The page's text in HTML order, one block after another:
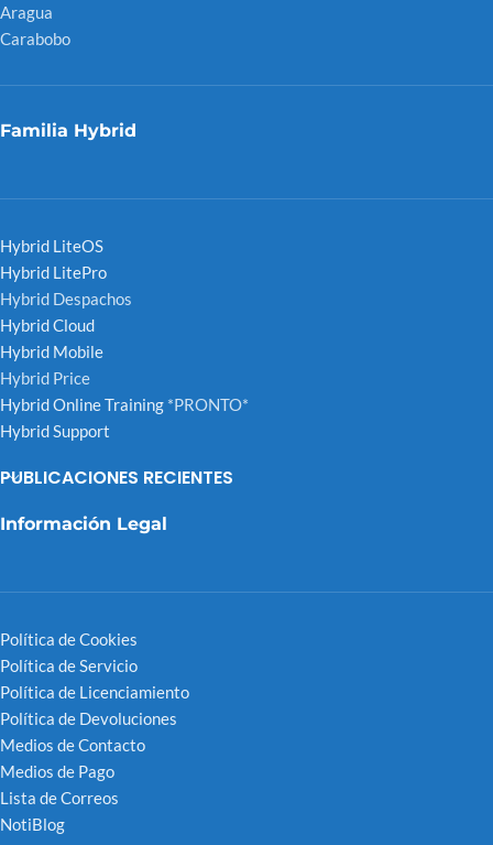
Aragua
Carabobo
Familia Hybrid
Hybrid LiteOS
Hybrid LitePro
Hybrid Despachos
Hybrid Cloud
Hybrid Mobile
Hybrid Price
Hybrid Online Training *PRONTO*
Hybrid Support
PUBLICACIONES RECIENTES
Información Legal
Política de Cookies
Política de Servicio
Política de Licenciamiento
Política de Devoluciones
Medios de Contacto
Medios de Pago
Lista de Correos
NotiBlog